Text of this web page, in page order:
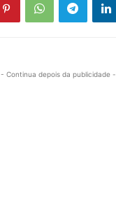
- Continua depois da publicidade -